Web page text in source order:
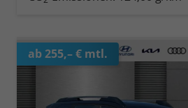
ab 255,– € mtl.